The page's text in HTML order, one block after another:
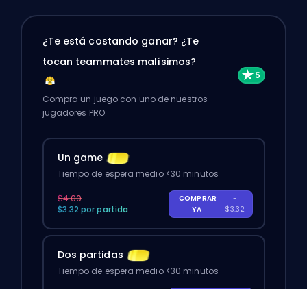
¿Te está costando ganar? ¿Te
tocan teammates malísimos?
Compra un juego con uno de nuestros
jugadores PRO.
Un game
Tiempo de espera medio <30 minutos
$4.00
$3.32 por partida
COMPRAR
YA
-
$3.32
Dos partidas
Tiempo de espera medio <30 minutos